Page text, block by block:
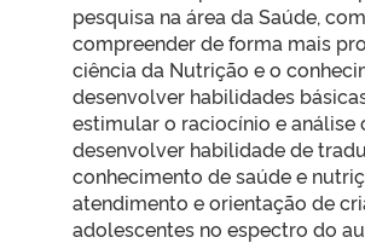
pesquisa na área da Saúde,
compreender de forma mais
ciência da Nutrição e o
desenvolver habilidades
estimular o raciocínio e análise
desenvolver habilidade de
conhecimento de saúde e
atendimento e orientação de
adolescentes no espectro do